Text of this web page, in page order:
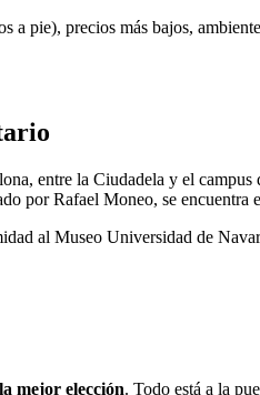
a pie), precios más bajos,
entre la Ciudadela y el
por Rafael Moneo, se encuentra
al Museo Universidad de
mejor elección. Todo está a la